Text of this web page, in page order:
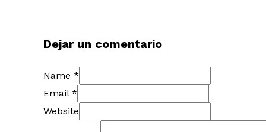
Dejar un comentario
Name *
Email *
Website